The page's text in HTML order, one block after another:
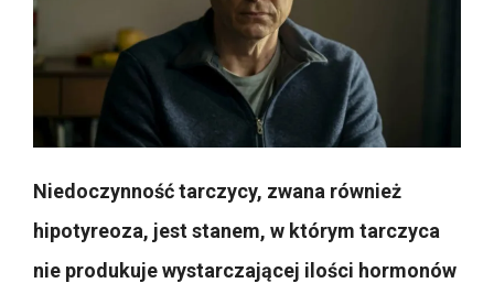
Niedoczynność tarczycy, zwana również
hipotyreoza, jest stanem, w którym tarczyca
nie produkuje wystarczającej ilości hormonów